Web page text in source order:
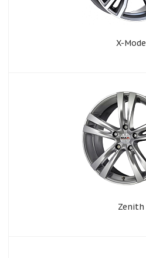
X-Mode
Zenith